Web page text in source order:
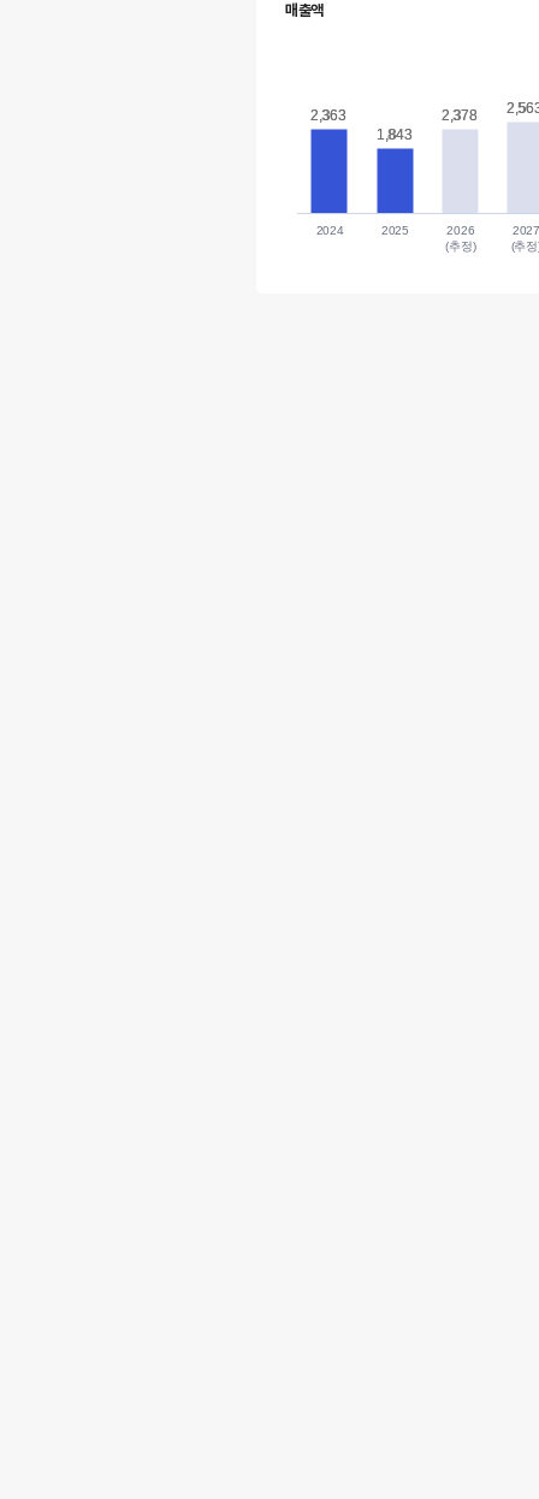
매출액
2,363
2,363
1,843
1,843
2,378
2,378
2024 2025
2026
(추정)
(추